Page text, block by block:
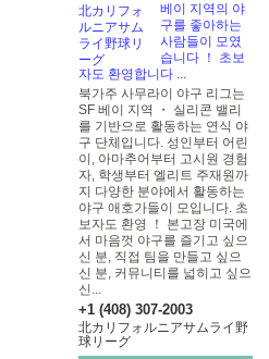
베이 지역의 야
구를 좋아하는
사람들이 모였
습니다 ！ 초보
자도 환영합니다 ...
북가주 사무라이 야구 리그는
SF 베이 지역 ・ 실리콘 밸리
를 기반으로 활동하는 연식 야
구 단체입니다. 성인부터 어린
이, 아마추어부터 고시원 경험
자, 학생부터 엘리트 주재원까
지 다양한 분야에서 활동하는
야구 애호가들이 모입니다. 초
보자도 환영 ！ 본고장 미국에
서 마음껏 야구를 즐기고 싶으
신 분, 직접 팀을 만들고 싶으
신 분, 커뮤니티를 넓히고 싶으
신...
+1 (408) 307-2003
北カリフォルニアサムライ野
球リーグ